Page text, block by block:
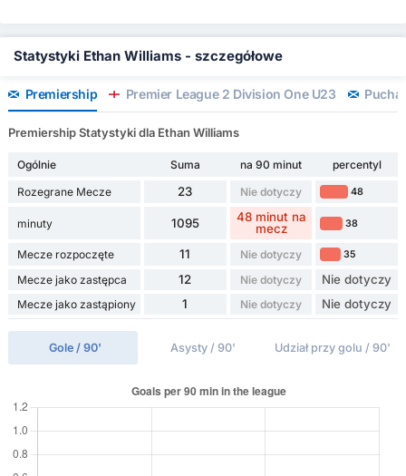
Statystyki Ethan Williams - szczegółowe
Premiership Premier League 2 Division One U23
Premiership Statystyki dla Ethan Williams
Ogólnie Suma na 90 minut
percentyl
Rozegrane Mecze
23 Nie dotyczy 48
minuty 1095
48 minut na
mecz
38
Mecze rozpoczęte 11 Nie dotyczy 35
Mecze jako zastępca 12 Nie dotyczy Nie dotyczy
Mecze jako zastąpiony 1 Nie dotyczy Nie dotyczy
Gole / 90' Asysty / 90' Udział przy golu / 90'